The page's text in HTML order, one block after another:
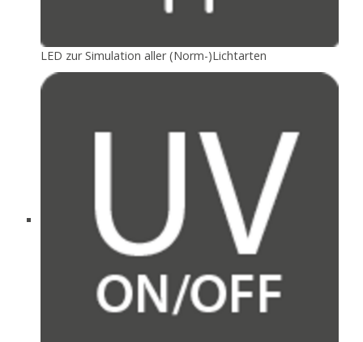
LED zur Simulation aller (Norm-)Lichtarten